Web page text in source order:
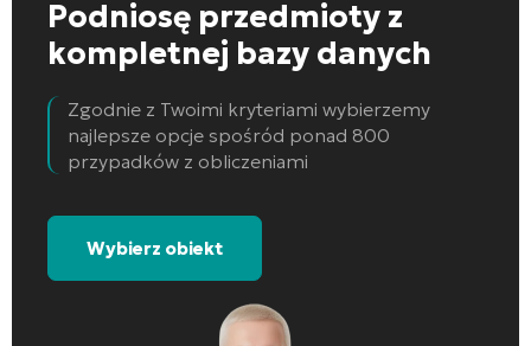
Podniosę przedmioty z
kompletnej bazy danych
Zgodnie z Twoimi kryteriami wybierzemy
najlepsze opcje spośród ponad 800
przypadków z obliczeniami
Wybierz obiekt